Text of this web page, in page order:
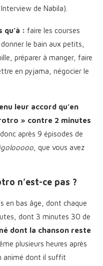
de Nabila).
qu’à : faire les courses
le bain aux petits,
préparer à manger, faire
en pyjama, négocier le
leur accord qu’en
» contre 2 minutes
donc après 9 épisodes de
, que vous avez
n’est-ce pas ?
en bas âge, dont chaque
dont 3 minutes 30 de
dont la chanson reste
plusieurs heures après
animé dont il suffit